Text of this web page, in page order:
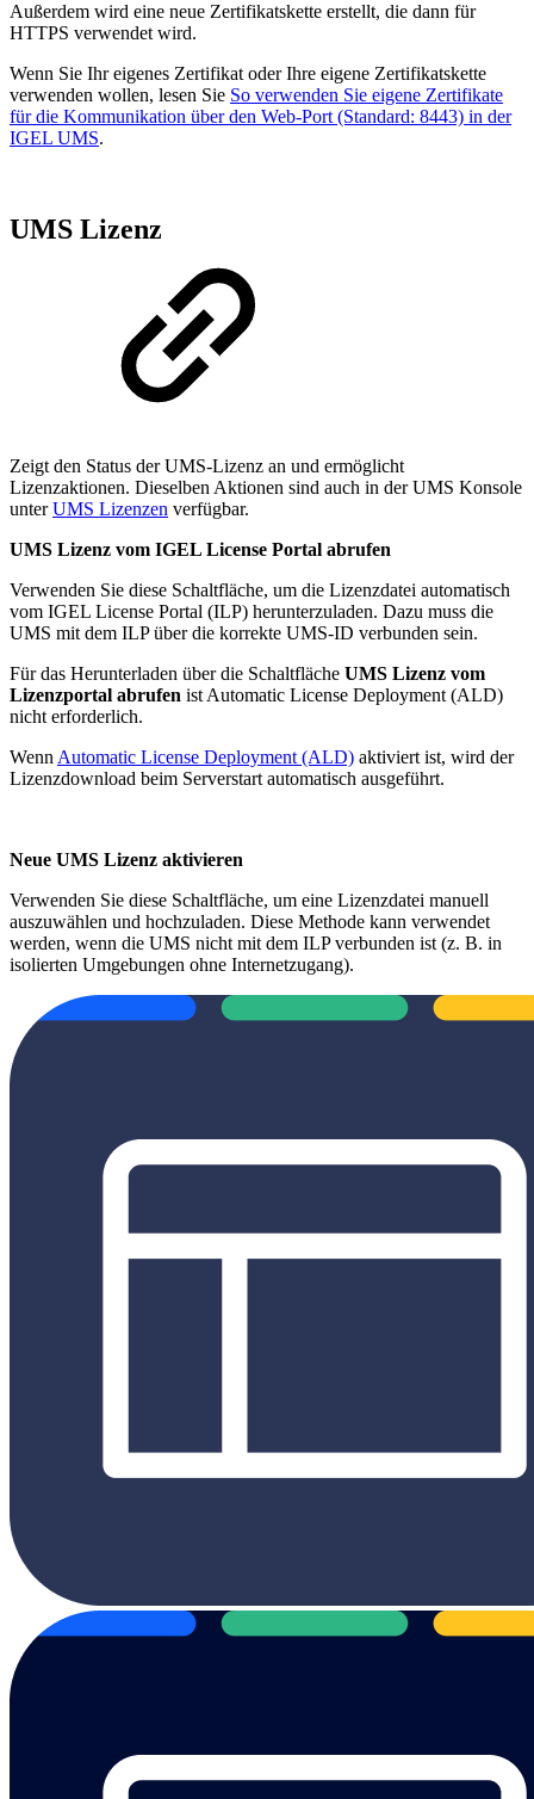
Außerdem wird eine neue Zertifikatskette erstellt, die dann für
HTTPS verwendet wird.
Wenn Sie Ihr eigenes Zertifikat oder Ihre eigene Zertifikatskette
verwenden wollen, lesen Sie So verwenden Sie eigene Zertifikate
für die Kommunikation über den Web-Port (Standard: 8443) in der
IGEL UMS.
UMS Lizenz
Zeigt den Status der UMS-Lizenz an und ermöglicht
Lizenzaktionen. Dieselben Aktionen sind auch in der UMS Konsole
unterUMS Lizenzen verfügbar.
UMS Lizenz vom IGEL License Portal abrufen
Verwenden Sie diese Schaltfläche, um die Lizenzdatei automatisch
vom IGEL License Portal (ILP) herunterzuladen. Dazu muss die
UMS mit dem ILP über die korrekte UMS-ID verbunden sein.
Für das Herunterladen über die Schaltfläche UMS Lizenz vom
Lizenzportal abrufen ist Automatic License Deployment (ALD)
nicht erforderlich.
Wenn Automatic License Deployment (ALD) aktiviert ist, wird der
Lizenzdownload beim Serverstart automatisch ausgeführt.
Neue UMS Lizenz aktivieren
Verwenden Sie diese Schaltfläche, um eine Lizenzdatei manuell
auszuwählen und hochzuladen. Diese Methode kann verwendet
werden, wenn die UMS nicht mit dem ILP verbunden ist (z. B. in
isolierten Umgebungen ohne Internetzugang).